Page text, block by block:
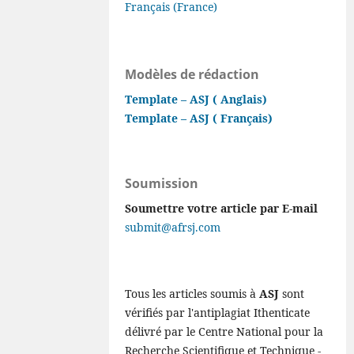
Français (France)
Modèles de rédaction
Template – ASJ ( Anglais)
Template – ASJ ( Français)
Soumission
Soumettre votre article par E-mail
submit@afrsj.com
Tous les articles soumis àASJ sont
vérifiés par l'antiplagiat Ithenticate
délivré par le Centre National pour la
Recherche Scientifique et Technique -